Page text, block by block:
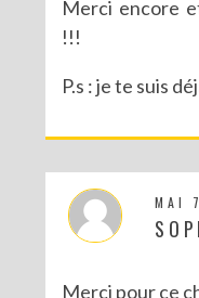
Merci encore
!!!
P.s : je te suis
MAI
Merci pour ce